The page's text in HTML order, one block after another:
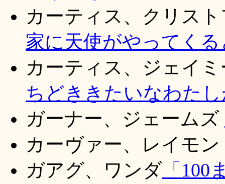
カーティス、クリス
家に天使がやってくる
カーティス、ジェイ
ちどききたいなわた
ガーナー、ジェームズ
カーヴァー、レイモ
ガアグ、ワンダ 「